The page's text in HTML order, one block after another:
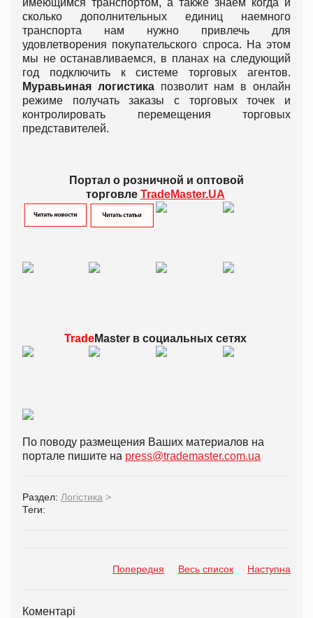
имеющимся транспортом, а также знаем когда и
сколько дополнительных единиц наемного
транспорта нам нужно привлечь для
удовлетворения покупательского спроса. На этом
мы не останавливаемся, в планах на следующий
год подключить к системе торговых агентов.
Муравьиная логистикапозволит нам в онлайн
режиме получать заказы с торговых точек и
контролировать перемещения торговых
представителей.
Портал о розничной и оптовой
торговле TradeMaster.UA
TradeMaster всоциальных сетях
По поводу размещения Ваших материалов на
портале пишите на press@trademaster.com.ua
Раздел: Логістика >
Теги:
Попередня Весь список Наступна
Коментарі